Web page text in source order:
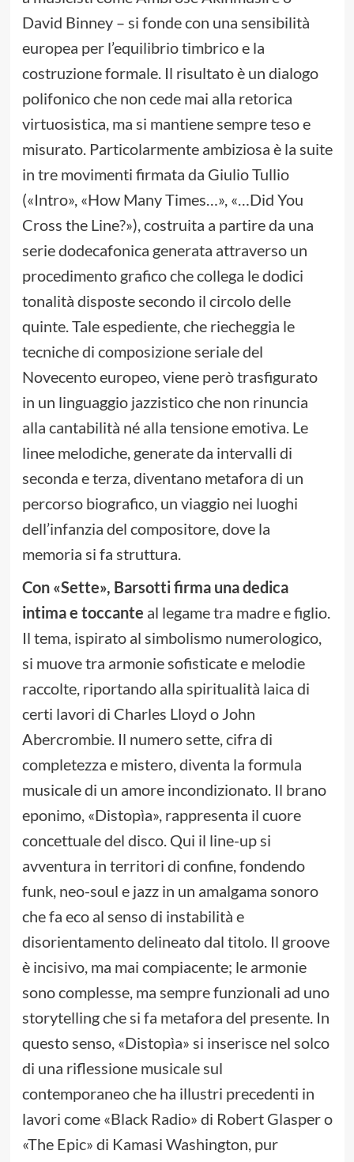
David Binney – si fonde con una sensibilità
europea per l’equilibrio timbrico e la
costruzione formale. Il risultato è un dialogo
polifonico che non cede mai alla retorica
virtuosistica, ma si mantiene sempre teso e
misurato. Particolarmente ambiziosa è la suite
in tre movimenti firmata da Giulio Tullio
(«Intro», «How Many Times…», «…Did You
Cross the Line?»), costruita a partire da una
serie dodecafonica generata attraverso un
procedimento grafico che collega le dodici
tonalità disposte secondo il circolo delle
quinte. Tale espediente, che riecheggia le
tecniche di composizione seriale del
Novecento europeo, viene però trasfigurato
in un linguaggio jazzistico che non rinuncia
alla cantabilità né alla tensione emotiva. Le
linee melodiche, generate da intervalli di
seconda e terza, diventano metafora di un
percorso biografico, un viaggio nei luoghi
dell’infanzia del compositore, dove la
memoria si fa struttura.
Con «Sette», Barsotti firma una dedica
intima e toccante al legame tra madre e figlio.
Il tema, ispirato al simbolismo numerologico,
si muove tra armonie sofisticate e melodie
raccolte, riportando alla spiritualità laica di
certi lavori di Charles Lloyd o John
Abercrombie. Il numero sette, cifra di
completezza e mistero, diventa la formula
musicale di un amore incondizionato. Il brano
eponimo, «Distopìa», rappresenta il cuore
concettuale del disco. Qui il line-up si
avventura in territori di confine, fondendo
funk, neo-soul e jazz in un amalgama sonoro
che fa eco al senso di instabilità e
disorientamento delineato dal titolo. Il groove
è incisivo, ma mai compiacente; le armonie
sono complesse, ma sempre funzionali ad uno
storytelling che si fa metafora del presente. In
questo senso, «Distopìa» si inserisce nel solco
di una riflessione musicale sul
contemporaneo che ha illustri precedenti in
lavori come «Black Radio» di Robert Glasper o
«The Epic» di Kamasi Washington, pur